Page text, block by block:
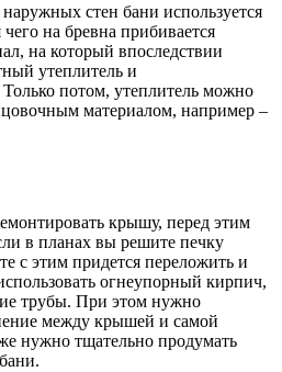
стен бани используется
на бревна прибивается
на который впоследствии
утеплитель и
потом, утеплитель можно
материалом, например –
крышу, перед этим
в планах вы решите печку
с этим придется переложить и
огнеупорный кирпич,
трубы. При этом нужно
между крышей и самой
нужно тщательно продумать